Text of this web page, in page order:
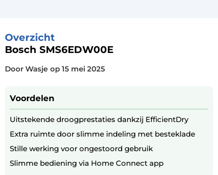
Overzicht
Bosch SMS6EDW00E
Door Wasje op 15 mei 2025
Voordelen
Uitstekende droogprestaties dankzij EfficientDry
Extra ruimte door slimme indeling met besteklade
Stille werking voor ongestoord gebruik
Slimme bediening via Home Connect app